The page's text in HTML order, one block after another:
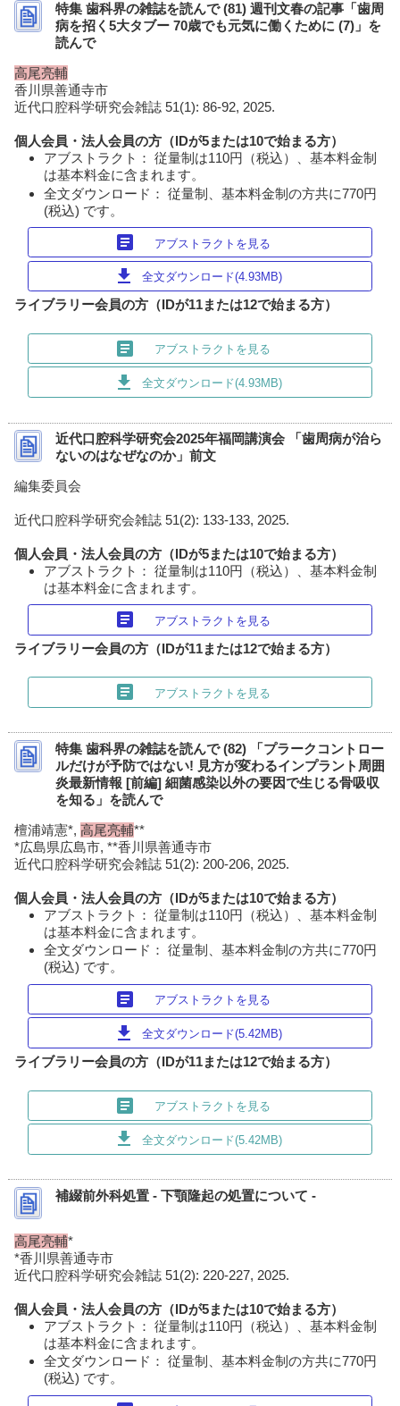
特集 歯科界の雑誌を読んで (81) 週刊文春の記事「歯周
病を招く5大タブー 70歳でも元気に働くために (7)」を
読んで
高尾亮輔
香川県善通寺市
近代口腔科学研究会雑誌 51(1): 86-92, 2025.
個人会員・法人会員の方（IDが5または10で始まる方）
アブストラクト： 従量制は110円（税込）、基本料金制
は基本料金に含まれます。
全文ダウンロード： 従量制、基本料金制の方共に770円
(税込) です。
article アブストラクトを見る
download 全文ダウンロード(4.93MB)
ライブラリー会員の方（IDが11または12で始まる方）
article アブストラクトを見る
download 全文ダウンロード(4.93MB)
近代口腔科学研究会2025年福岡講演会 「歯周病が治ら
ないのはなぜなのか」前文
編集委員会
近代口腔科学研究会雑誌 51(2): 133-133, 2025.
個人会員・法人会員の方（IDが5または10で始まる方）
アブストラクト： 従量制は110円（税込）、基本料金制
は基本料金に含まれます。
article アブストラクトを見る
ライブラリー会員の方（IDが11または12で始まる方）
article アブストラクトを見る
特集 歯科界の雑誌を読んで (82) 「プラークコントロー
ルだけが予防ではない! 見方が変わるインプラント周囲
炎最新情報 [前編] 細菌感染以外の要因で生じる骨吸収
を知る」を読んで
檀浦靖憲*,高尾亮輔**
*広島県広島市, **香川県善通寺市
近代口腔科学研究会雑誌 51(2): 200-206, 2025.
個人会員・法人会員の方（IDが5または10で始まる方）
アブストラクト： 従量制は110円（税込）、基本料金制
は基本料金に含まれます。
全文ダウンロード： 従量制、基本料金制の方共に770円
(税込) です。
article アブストラクトを見る
download 全文ダウンロード(5.42MB)
ライブラリー会員の方（IDが11または12で始まる方）
article アブストラクトを見る
download 全文ダウンロード(5.42MB)
補綴前外科処置 - 下顎隆起の処置について -
高尾亮輔*
*香川県善通寺市
近代口腔科学研究会雑誌 51(2): 220-227, 2025.
個人会員・法人会員の方（IDが5または10で始まる方）
アブストラクト： 従量制は110円（税込）、基本料金制
は基本料金に含まれます。
全文ダウンロード： 従量制、基本料金制の方共に770円
(税込) です。